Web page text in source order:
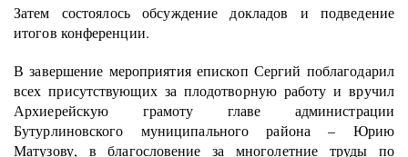
Затем состоялось обсуждение докладов и подведение
итогов конференции.
В завершение мероприятия епископ Сергий поблагодарил
всех присутствующих за плодотворную работу и вручил
Архиерейскую грамоту главе администрации
Бутурлиновского муниципального района – Юрию
Матузову, в благословение за многолетние труды по